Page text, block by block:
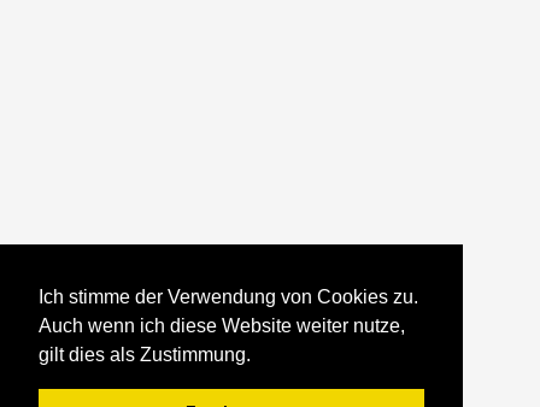
Ich stimme der Verwendung von Cookies zu.
Auch wenn ich diese Website weiter nutze,
gilt dies als Zustimmung.